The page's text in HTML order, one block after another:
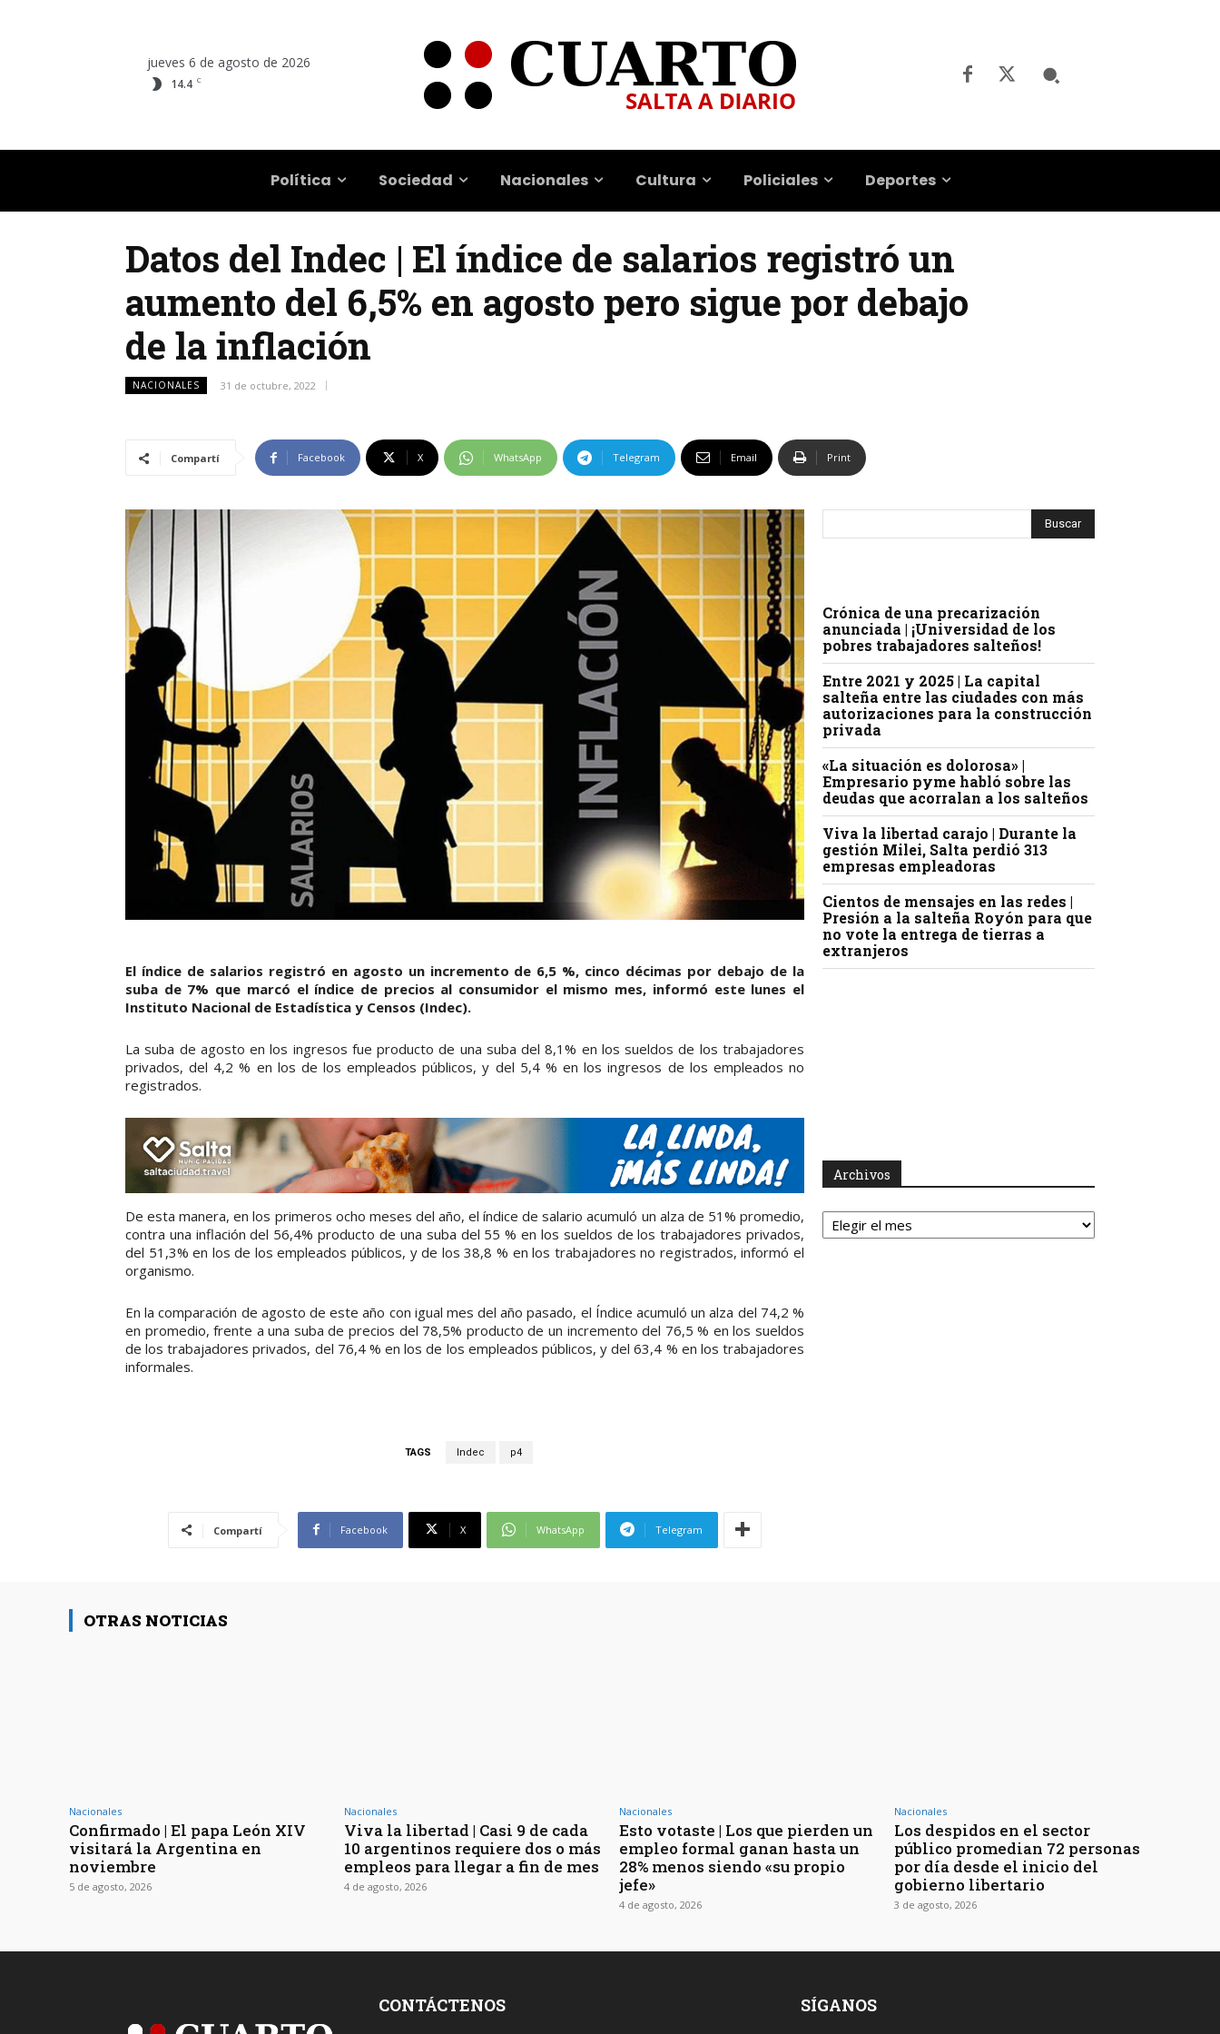
jueves 6 de agosto de 2026
14.4 C
Política Sociedad Nacionales Cultura Policiales Deportes
Datos del Indec | El índice de salarios registró un
aumento del 6,5% en agosto pero sigue por debajo
de la inflación
NACIONALES 31 de octubre, 2022
Compartí Facebook X WhatsApp Telegram Email Print
El índice de salarios registró en agosto un incremento de 6,5 %, cinco décimas por debajo de la
suba de 7% que marcó el índice de precios al consumidor el mismo mes, informó este lunes el
Instituto Nacional de Estadística y Censos (Indec).
La suba de agosto en los ingresos fue producto de una suba del 8,1% en los sueldos de los trabajadores
privados, del 4,2 % en los de los empleados públicos, y del 5,4 % en los ingresos de los empleados no
registrados.
De esta manera, en los primeros ocho meses del año, el índice de salario acumuló un alza de 51% promedio,
contra una inflación del 56,4% producto de una suba del 55 % en los sueldos de los trabajadores privados,
del 51,3% en los de los empleados públicos, y de los 38,8 % en los trabajadores no registrados, informó el
organismo.
En la comparación de agosto de este año con igual mes del año pasado, el Índice acumuló un alza del 74,2 %
en promedio, frente a una suba de precios del 78,5% producto de un incremento del 76,5 % en los sueldos
de los trabajadores privados, del 76,4 % en los de los empleados públicos, y del 63,4 % en los trabajadores
informales.
TAGS Indec p4
Compartí Facebook X WhatsApp Telegram
Crónica de una precarización
anunciada | ¡Universidad de los
pobres trabajadores salteños!
Entre 2021 y 2025 | La capital
salteña entre las ciudades con más
autorizaciones para la construcción
privada
«La situación es dolorosa» |
Empresario pyme habló sobre las
deudas que acorralan a los salteños
Viva la libertad carajo | Durante la
gestión Milei, Salta perdió 313
empresas empleadoras
Cientos de mensajes en las redes |
Presión a la salteña Royón para que
no vote la entrega de tierras a
extranjeros
Archivos
Archivos
OTRAS NOTICIAS
Nacionales
Confirmado | El papa León XIV
visitará la Argentina en
noviembre
5 de agosto, 2026
Nacionales
Viva la libertad | Casi 9 de cada
10 argentinos requiere dos o más
empleos para llegar a fin de mes
4 de agosto, 2026
Nacionales
Esto votaste | Los que pierden un
empleo formal ganan hasta un
28% menos siendo «su propio
jefe»
4 de agosto, 2026
Nacionales
Los despidos en el sector
público promedian 72 personas
por día desde el inicio del
gobierno libertario
3 de agosto, 2026
CONTÁCTENOS SÍGANOS